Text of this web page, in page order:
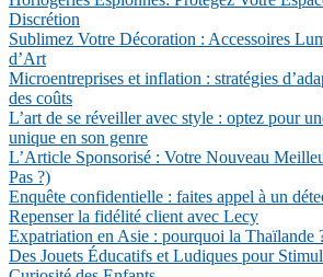
Discrétion
Sublimez Votre Décoration : Accessoires
d’Art
Microentreprises et inflation : stratégies
des coûts
L’art de se réveiller avec style : optez pour
unique en son genre
L’Article Sponsorisé : Votre Nouveau
Pas ?)
Enquête confidentielle : faites appel à un
Repenser la fidélité client avec Lecy
Expatriation en Asie : pourquoi la Thaïlande
Des Jouets Éducatifs et Ludiques pour